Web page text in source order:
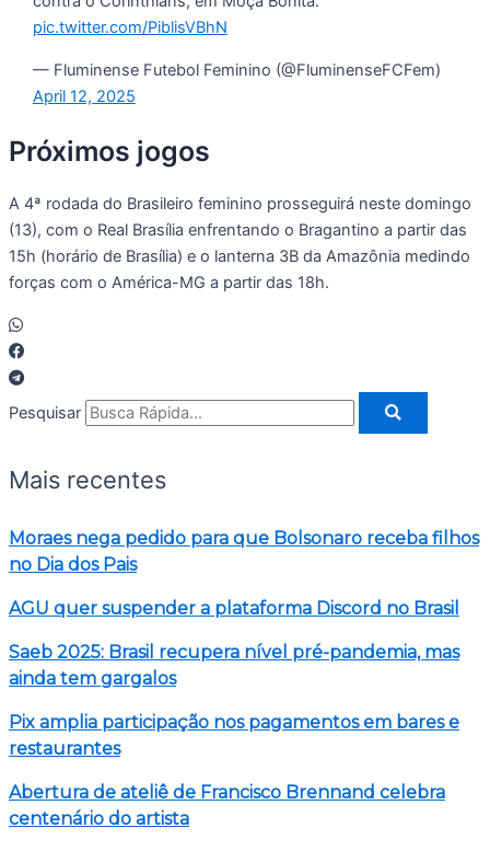
pic.twitter.com/PiblisVBhN
— Fluminense Futebol Feminino (@FluminenseFCFem)
April 12, 2025
Próximos jogos
A 4ª rodada do Brasileiro feminino prosseguirá neste domingo
(13), com o Real Brasília enfrentando o Bragantino a partir das
15h (horário de Brasília) e o lanterna 3B da Amazônia medindo
forças com o América-MG a partir das 18h.
Pesquisar
Mais recentes
Moraes nega pedido para que Bolsonaro receba filhos
no Dia dos Pais
AGU quer suspender a plataforma Discord no Brasil
Saeb 2025: Brasil recupera nível pré-pandemia, mas
ainda tem gargalos
Pix amplia participação nos pagamentos em bares e
restaurantes
Abertura de ateliê de Francisco Brennand celebra
centenário do artista